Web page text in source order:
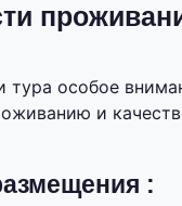
тура особое
и
: